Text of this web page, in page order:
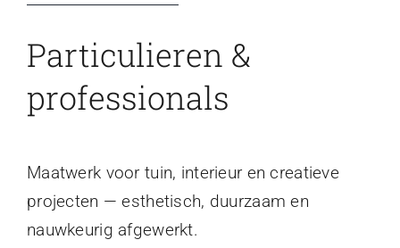
Particulieren &
professionals
Maatwerk voor tuin, interieur en creatieve
projecten — esthetisch, duurzaam en
nauwkeurig afgewerkt.